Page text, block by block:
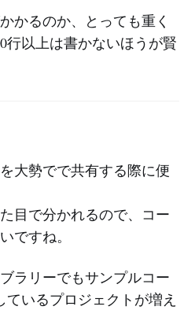
かるのか、とっても重く
行以上は書かないほうが賢
大勢でで共有する際に便
目で分かれるので、コー
ですね。
ラリーでもサンプルコー
ているプロジェクトが増え